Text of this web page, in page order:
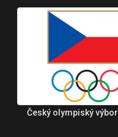
Český olympiský výbor